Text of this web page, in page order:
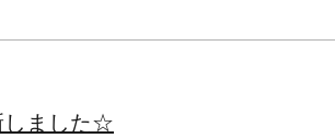
しました☆